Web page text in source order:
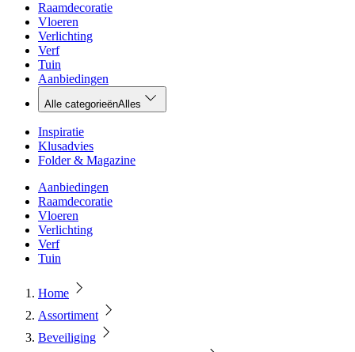
Raamdecoratie
Vloeren
Verlichting
Verf
Tuin
Aanbiedingen
Alle categorieënAlles
Inspiratie
Klusadvies
Folder & Magazine
Aanbiedingen
Raamdecoratie
Vloeren
Verlichting
Verf
Tuin
Home
Assortiment
Beveiliging